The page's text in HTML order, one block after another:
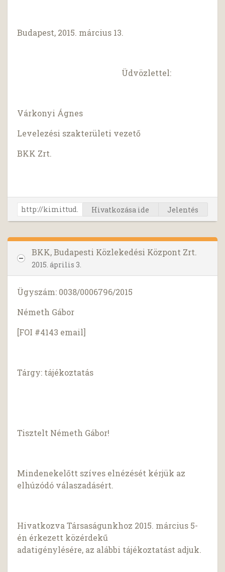
Budapest, 2015. március 13.
Üdvözlettel:
Várkonyi Ágnes
Levelezési szakterületi vezető
BKK Zrt.
Hivatkozása ide Jelentés
BKK, Budapesti Közlekedési Központ Zrt.
2015. április 3.
Ügyszám: 0038/0006796/2015
Németh Gábor
[FOI #4143 email]
Tárgy: tájékoztatás
Tisztelt Németh Gábor!
Mindenekelőtt szíves elnézését kérjük az
elhúzódó válaszadásért.
Hivatkozva Társaságunkhoz 2015. március 5-
én érkezett közérdekű
adatigénylésére, az alábbi tájékoztatást adjuk.